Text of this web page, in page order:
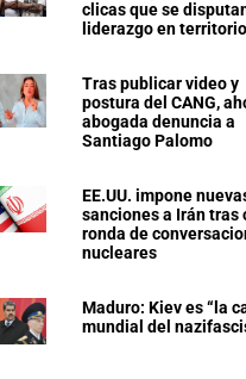
clicas que se
liderazgo en
Tras publicar video y
postura del CANG,
abogada denuncia a
Santiago Palomo
EE.UU. impone
sanciones a Irán tras
ronda de
nucleares
Maduro: Kiev es “la
mundial del